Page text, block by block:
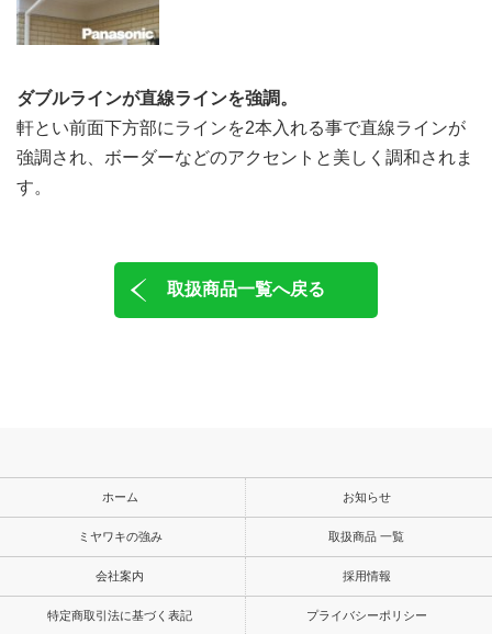
ダブルラインが直線ラインを強調。
軒とい前面下方部にラインを2本入れる事で直線ラインが
強調され、ボーダーなどのアクセントと美しく調和されま
す。
取扱商品一覧へ戻る
ホーム お知らせ
ミヤワキの強み 取扱商品 一覧
会社案内 採用情報
特定商取引法に基づく表記 プライバシーポリシー